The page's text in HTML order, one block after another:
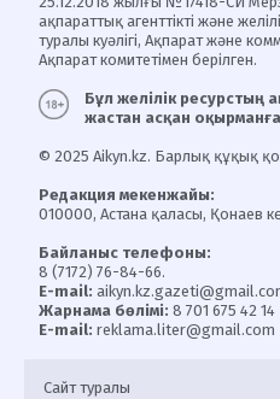
ақпараттық агенттікті және
туралы куәлігі, Ақпарат және
Ақпарат комитетімен берілген.
Бұл желілік ресурстың
жастан асқан
© 2025 Aikyn.kz. Барлық құқық
Редакция мекенжайы:
010000, Астана қаласы, Қонаев
Байланыс телефоны:
8 (7172) 76-84-66.
E-mail:
Жарнама бөлімі: 8 701 675 42 14
E-mail: reklama.liter@gmail.com
Сайт туралы